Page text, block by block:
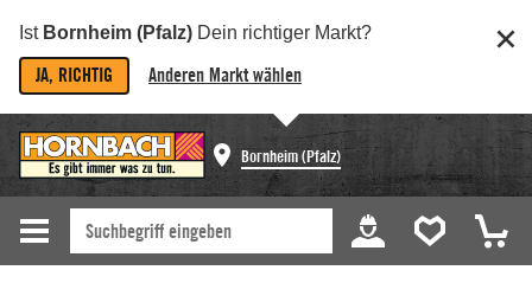
Ist Bornheim (Pfalz) Dein richtiger Markt?
JA, RICHTIG Anderen Markt wählen
Bornheim (Pfalz)